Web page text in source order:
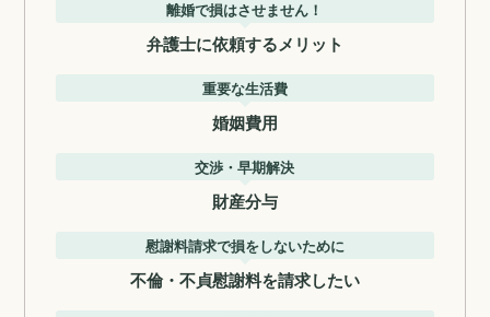
離婚で損はさせません！
弁護士に依頼するメリット
重要な生活費
婚姻費用
交渉・早期解決
財産分与
慰謝料請求で損をしないために
不倫・不貞慰謝料を請求したい